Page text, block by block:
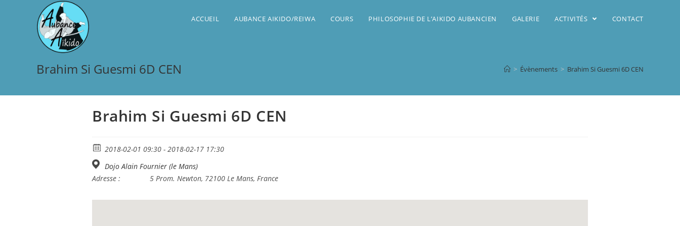
ACCUEIL AUBANCE AIKIDO/REIWA COURS PHILOSOPHIE DE L’AIKIDO AUBANCIEN GALERIE ACTIVITÉS CONTACT
Brahim Si Guesmi 6D CEN > Évènements > Brahim Si Guesmi 6D CEN
Brahim Si Guesmi 6D CEN
2018-02-01 09:30 - 2018-02-17 17:30
Dojo Alain Fournier (le Mans)
Adresse :
5 Prom. Newton, 72100 Le Mans, France